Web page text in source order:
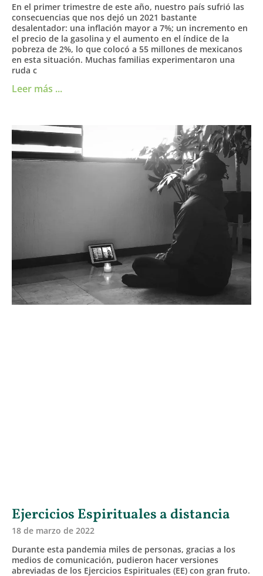
En el primer trimestre de este año, nuestro país sufrió las
consecuencias que nos dejó un 2021 bastante
desalentador: una inflación mayor a 7%; un incremento en
el precio de la gasolina y el aumento en el índice de la
pobreza de 2%, lo que colocó a 55 millones de mexicanos
en esta situación. Muchas familias experimentaron una
ruda c
Leer más ...
Ejercicios Espirituales a distancia
18 de marzo de 2022
Durante esta pandemia miles de personas, gracias a los
medios de comunicación, pudieron hacer versiones
abreviadas de los Ejercicios Espirituales (EE) con gran fruto.